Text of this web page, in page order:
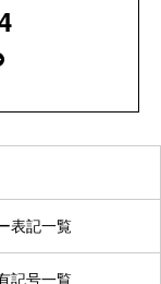
表記一覧
記号一覧